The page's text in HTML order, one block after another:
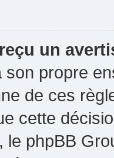
un
son propre
de ces
cette
phpBB